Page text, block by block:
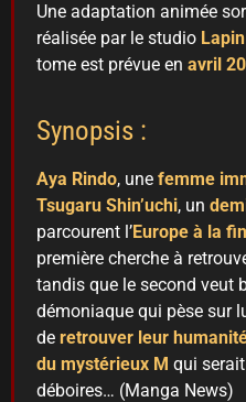
Une adaptation animée
réalisée par le studio
tome est prévue en avril
Synopsis :
Aya Rindo, une femme
Tsugaru Shin’uchi, un
parcourent l’Europe à la
première cherche à
tandis que le second veut
démoniaque qui pèse sur
de retrouver leur
du mystérieux M qui
déboires… (Manga News)